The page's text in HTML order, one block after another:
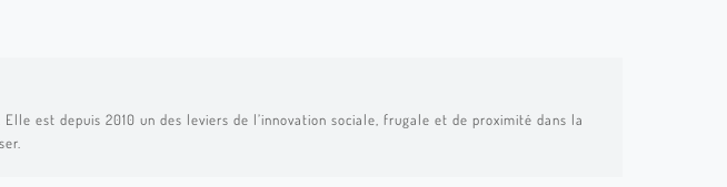
est depuis 2010 un des leviers de l’innovation sociale, frugale et de proximité dans la